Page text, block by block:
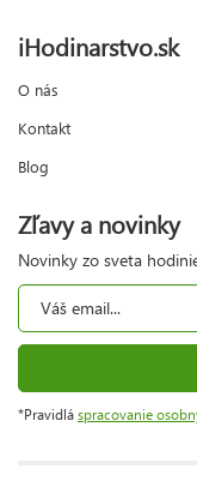
iHodinarstvo.sk
O nás
Kontakt
Blog
Zľavy a novinky
Novinky zo sveta
*Pravidlá spracovanie